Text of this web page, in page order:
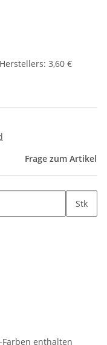
: 3,60 €
Frage zum Artikel
Stk
Farben enthalten